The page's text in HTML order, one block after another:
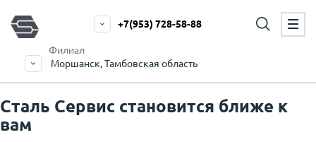
Филиал
Моршанск, Тамбовская область
+7(953) 728-58-88
Сталь Сервис становится ближе к
вам